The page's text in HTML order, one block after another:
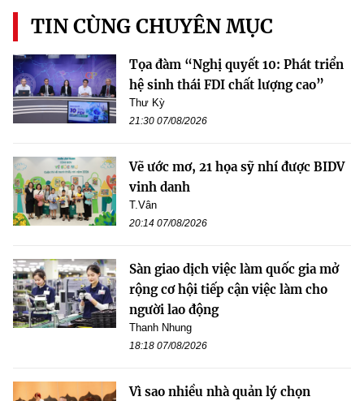
TIN CÙNG CHUYÊN MỤC
Tọa đàm “Nghị quyết 10: Phát triển
hệ sinh thái FDI chất lượng cao”
Thư Kỳ
21:30 07/08/2026
Vẽ ước mơ, 21 họa sỹ nhí được BIDV
vinh danh
T.Vân
20:14 07/08/2026
Sàn giao dịch việc làm quốc gia mở
rộng cơ hội tiếp cận việc làm cho
người lao động
Thanh Nhung
18:18 07/08/2026
Vì sao nhiều nhà quản lý chọn